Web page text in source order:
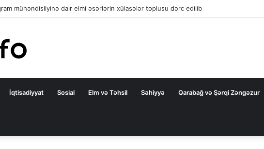
Azərbaycan Omanla nəqliyyat əməkdaşlığını dərinləşdirməyə hazırdır
İqtisadiyyat Sosial Elm və Təhsil Səhiyyə Qarabağ və Şərqi Zəngəzur